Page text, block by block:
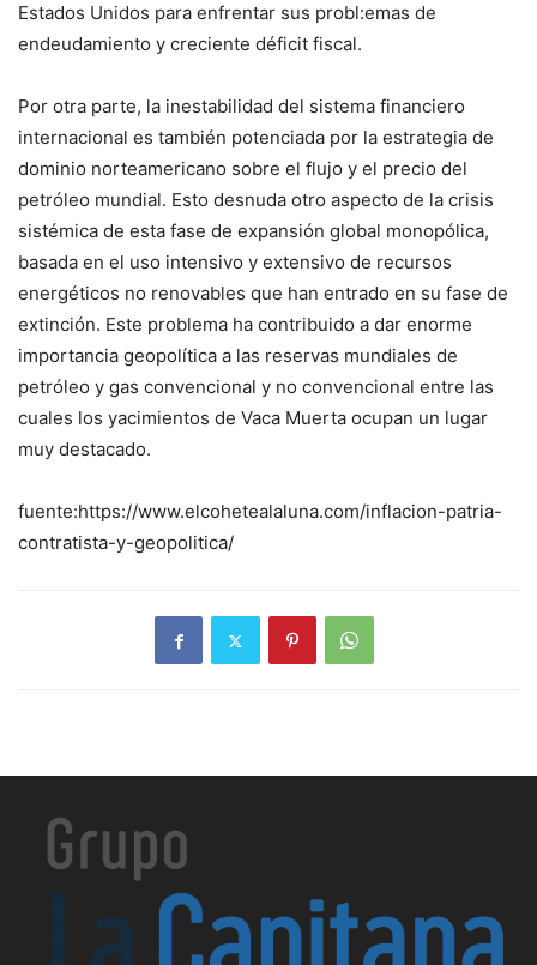
Estados Unidos para enfrentar sus probl:emas de
endeudamiento y creciente déficit fiscal.
Por otra parte, la inestabilidad del sistema financiero
internacional es también potenciada por la estrategia de
dominio norteamericano sobre el flujo y el precio del
petróleo mundial. Esto desnuda otro aspecto de la crisis
sistémica de esta fase de expansión global monopólica,
basada en el uso intensivo y extensivo de recursos
energéticos no renovables que han entrado en su fase de
extinción. Este problema ha contribuido a dar enorme
importancia geopolítica a las reservas mundiales de
petróleo y gas convencional y no convencional entre las
cuales los yacimientos de Vaca Muerta ocupan un lugar
muy destacado.
fuente:https://www.elcohetealaluna.com/inflacion-patria-
contratista-y-geopolitica/